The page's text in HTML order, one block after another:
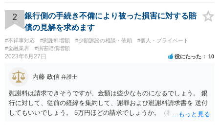
士に同意を求めているだけです。 最初の回答では分かりづらかったの
かもしれませんが、質問にわかりやすく答えると「法的に許される」
が答えになります。 補足でアドバイスしておきますと、今私に反論し
てきたその内容をゆうちょ銀行にぶつければいいとおもいます。 もっ
とも、ぶつけられたゆうちょ銀行があなたと契約するかは法律上ゆう
ちょ銀行の自由です。
2
銀行側の手続き不備により被った損害に対する賠
償の見解を求めます
#不祥事対応 #慰謝料増額 #少額訴訟の相談・依頼
#個人・プライベート
#金融業界
#損害賠償増額
2023年6月27日 役にたった 10
内藤 政信 弁護士
慰謝料は請求できそうですが、金額は些少なものになるでしょう。 銀
行に対して、従前の経緯を集約して、謝罪および慰謝料請求書を 送付
してもいいでしょう。 5万円ほどの請求でしょうか。（私見）